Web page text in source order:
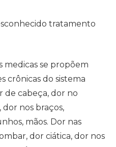
tratamento
medicas se propõem
crônicas do sistema
cabeça, dor no
dor nos braços,
mãos. Dor nas
dor ciática, dor nos